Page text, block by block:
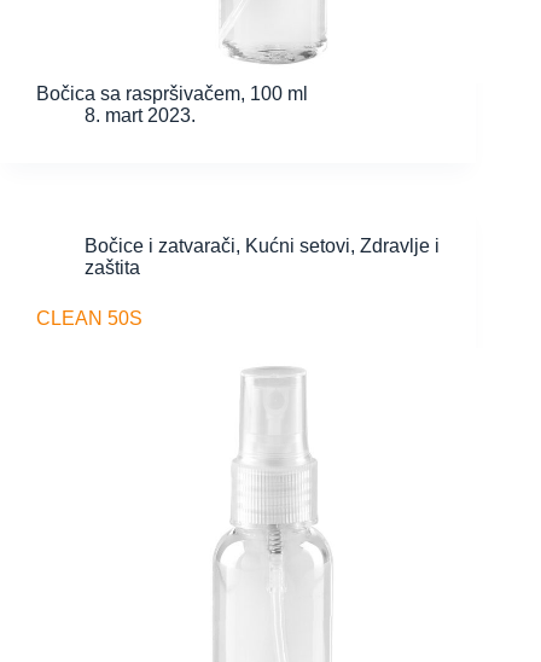
Bočica sa raspršivačem, 100 ml
8. mart 2023.
Bočice i zatvarači, Kućni setovi, Zdravlje i
zaštita
CLEAN 50S